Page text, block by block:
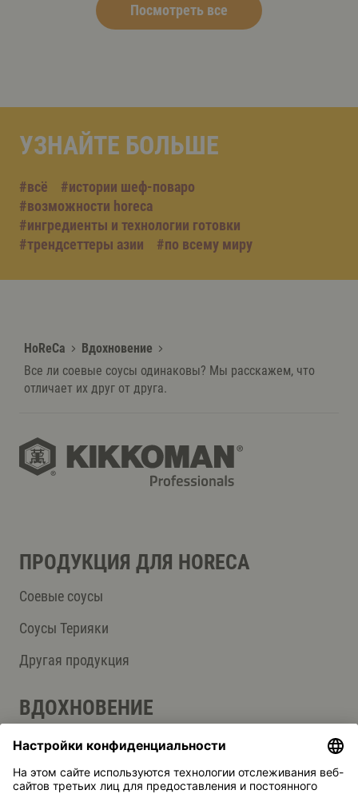
Посмотреть все
УЗНАЙТЕ БОЛЬШЕ
#всё
#истории шеф-поваро
#возможности horeca
#ингредиенты и технологии готовки
#трендсеттеры азии
#по всему миру
HoReCa
Вдохновение
Все ли соевые соусы одинаковы? Мы расскажем, что
отличает их друг от друга.
ПРОДУКЦИЯ ДЛЯ HORECA
Соевые соусы
Соусы Терияки
Другая продукция
ВДОХНОВЕНИЕ
Интересные рецепты
Блог